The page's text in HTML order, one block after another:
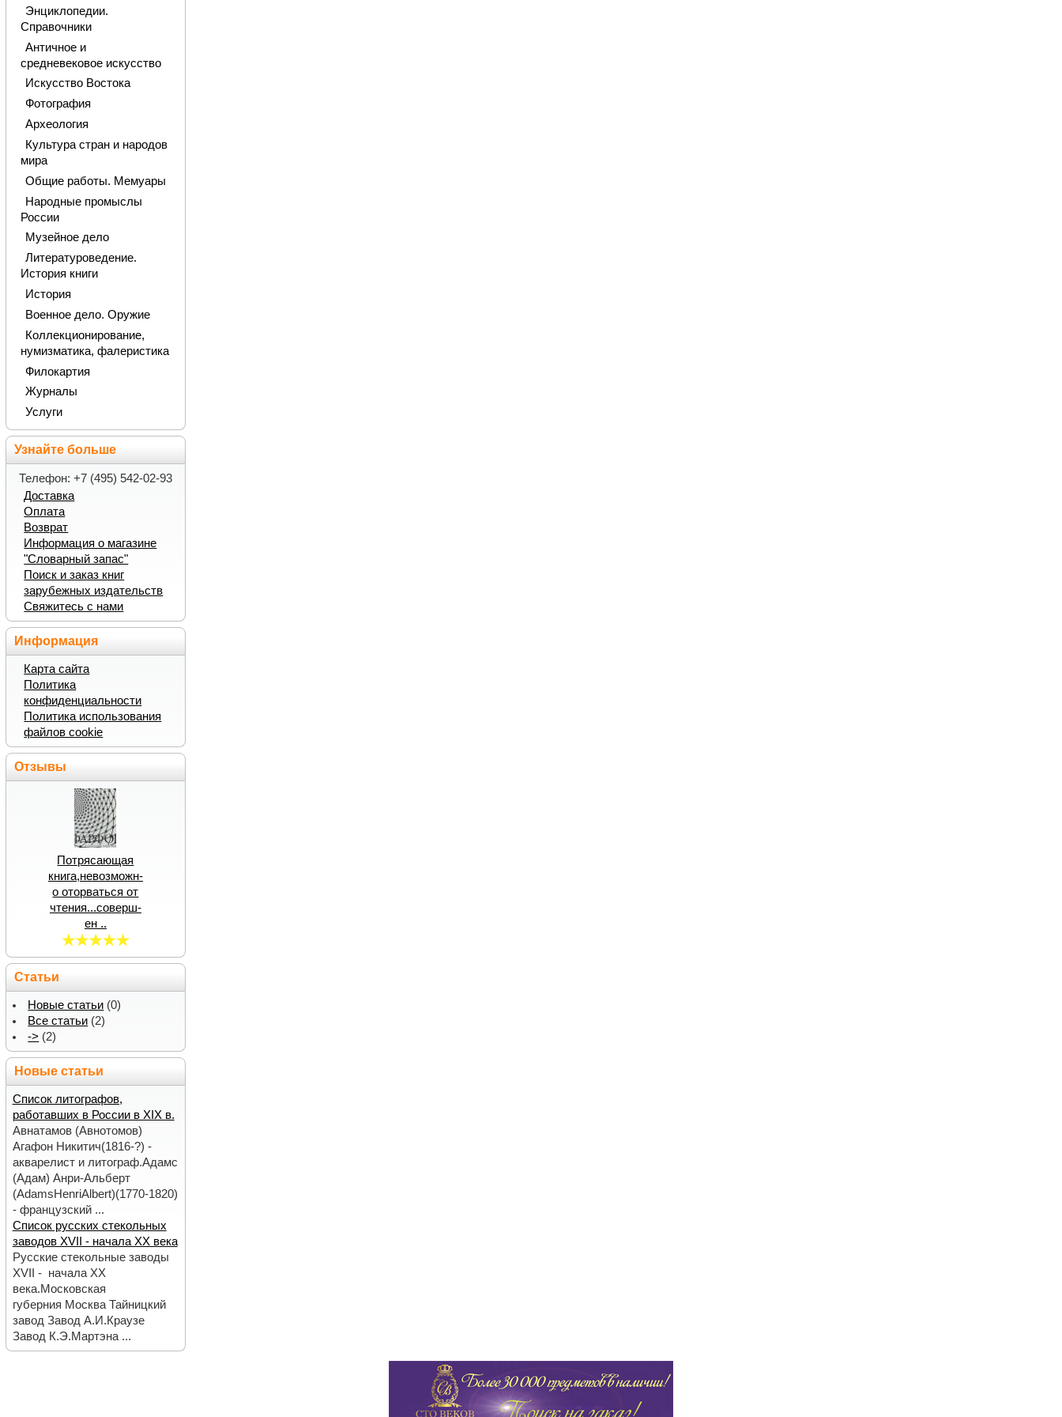
Энциклопедии.
Справочники
Античное и
средневековое искусство
Искусство Востока
Фотография
Археология
Культура стран и народов
мира
Общие работы. Мемуары
Народные промыслы
России
Музейное дело
Литературоведение.
История книги
История
Военное дело. Оружие
Коллекционирование,
нумизматика, фалеристика
Филокартия
Журналы
Услуги
Узнайте больше
Телефон: +7 (495) 542-02-93
Доставка
Оплата
Возврат
Информация о магазине
"Словарный запас"
Поиск и заказ книг
зарубежных издательств
Свяжитесь с нами
Информация
Карта сайта
Политика
конфиденциальности
Политика использования
файлов cookie
Отзывы
Потрясающая
книга,невозможн-
о оторваться от
чтения...соверш-
ен ..
Статьи
Новые статьи (0)
Все статьи (2)
-> (2)
Новые статьи
Список литографов,
работавших в России в XIX в.
Авнатамов (Авнотомов)
Агафон Никитич(1816-?) -
акварелист и литограф.Адамс
(Адам) Анри-Альберт
(AdamsHenriAlbert)(1770-1820)
- французский ...
Список русских стекольных
заводов XVII - начала ХХ века
Русские стекольные заводы
XVII - начала ХХ
века.Московская
губерния Москва Тайницкий
завод Завод А.И.Краузе
Завод К.Э.Мартэна ...